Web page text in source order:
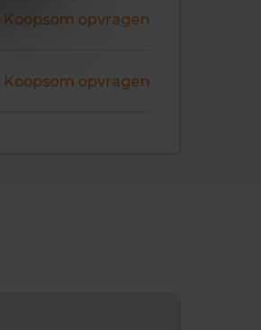
Koopsom opvragen
Koopsom opvragen